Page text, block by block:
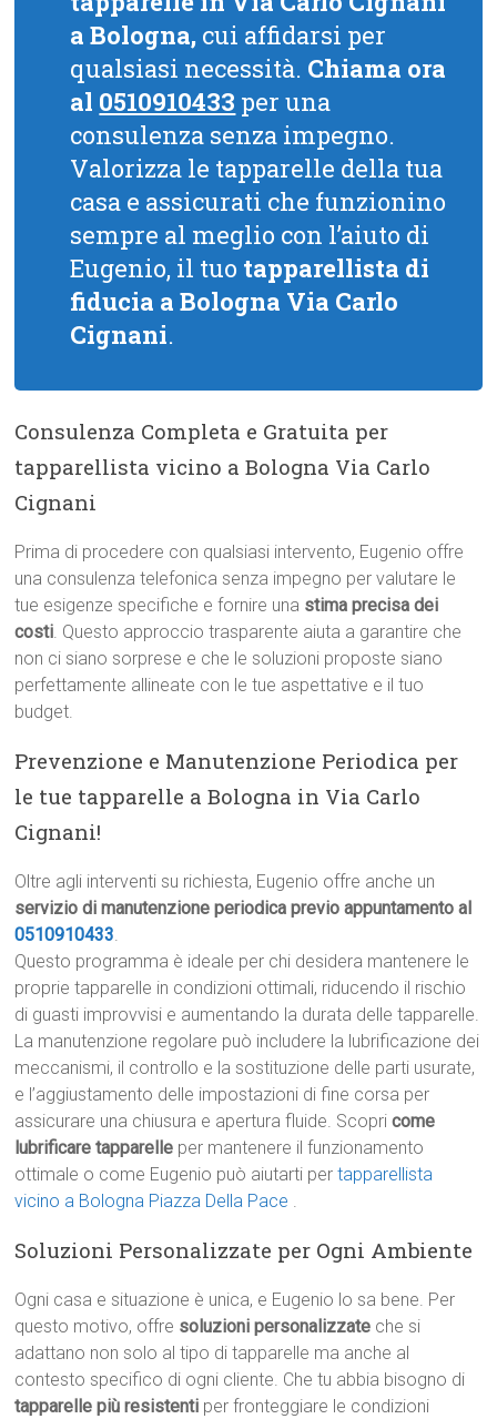
a Bologna, cui affidarsi per
qualsiasi necessità. Chiama ora
al 0510910433 per una
consulenza senza impegno.
Valorizza le tapparelle della tua
casa e assicurati che funzionino
sempre al meglio con l’aiuto di
Eugenio, il tuo tapparellista di
fiducia a Bologna Via Carlo
Cignani.
Consulenza Completa e Gratuita per
tapparellista vicino a Bologna Via Carlo
Cignani
Prima di procedere con qualsiasi intervento, Eugenio offre
una consulenza telefonica senza impegno per valutare le
tue esigenze specifiche e fornire una stima precisa dei
costi. Questo approccio trasparente aiuta a garantire che
non ci siano sorprese e che le soluzioni proposte siano
perfettamente allineate con le tue aspettative e il tuo
budget.
Prevenzione e Manutenzione Periodica per
le tue tapparelle a Bologna in Via Carlo
Cignani!
Oltre agli interventi su richiesta, Eugenio offre anche un
servizio di manutenzione periodica previo appuntamento al
0510910433.
Questo programma è ideale per chi desidera mantenere le
proprie tapparelle in condizioni ottimali, riducendo il rischio
di guasti improvvisi e aumentando la durata delle tapparelle.
La manutenzione regolare può includere la lubrificazione dei
meccanismi, il controllo e la sostituzione delle parti usurate,
e l’aggiustamento delle impostazioni di fine corsa per
assicurare una chiusura e apertura fluide. Scopricome
lubrificare tapparelle per mantenere il funzionamento
ottimale o come Eugenio può aiutarti pertapparellista
vicino a Bologna Piazza Della Pace .
Soluzioni Personalizzate per Ogni Ambiente
Ogni casa e situazione è unica, e Eugenio lo sa bene. Per
questo motivo, offre soluzioni personalizzate che si
adattano non solo al tipo di tapparelle ma anche al
contesto specifico di ogni cliente. Che tu abbia bisogno di
tapparelle più resistenti per fronteggiare le condizioni